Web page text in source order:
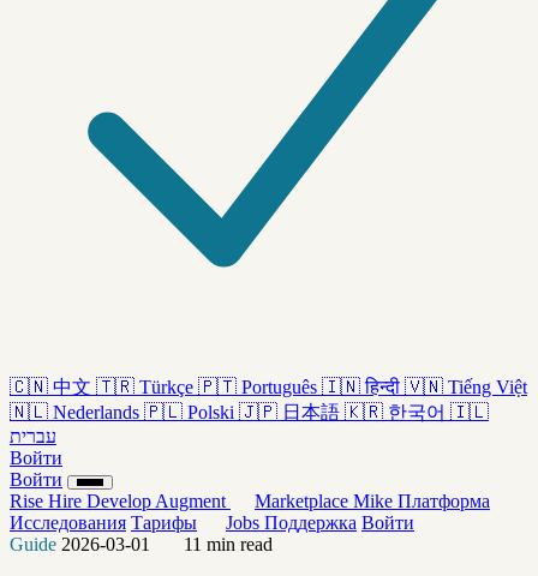
🇨🇳 中文 🇹🇷 Türkçe 🇵🇹 Português 🇮🇳 हिन्दी 🇻🇳 Tiếng Việt
🇳🇱 Nederlands 🇵🇱 Polski 🇯🇵 日本語 🇰🇷 한국어 🇮🇱
עברית
Войти
Войти
Rise Hire Develop Augment Marketplace Mike Платформа
Исследования Тарифы Jobs Поддержка Войти
Guide 2026-03-01 11 min read